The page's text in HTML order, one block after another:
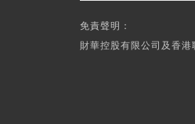
免責聲明：
財華控股有限公司及香